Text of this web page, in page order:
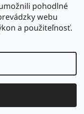
pohodlné
webu
a použiteľnosť.
Reklamačný
cookies